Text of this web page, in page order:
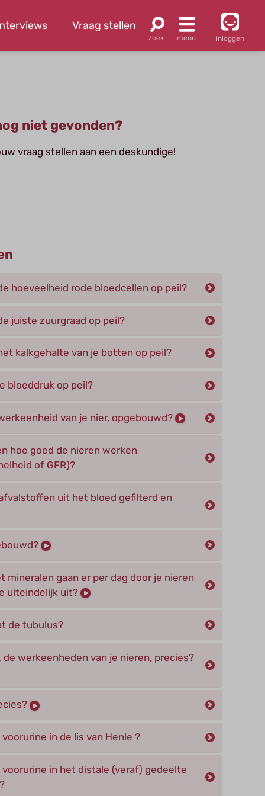
Vraag stellen
inloggen
niet gevonden?
vraag stellen aan een deskundige!
hoeveelheid rode bloedcellen op peil?
juiste zuurgraad op peil?
kalkgehalte van je botten op peil?
bloeddruk op peil?
van je nier, opgebouwd?
hoe goed de nieren werken
of GFR)?
uit het bloed gefilterd en
mineralen gaan er per dag door je nieren
uiteindelijk uit?
de tubulus?
werkeenheden van je nieren, precies?
in de lis van Henle ?
in het distale (veraf) gedeelte